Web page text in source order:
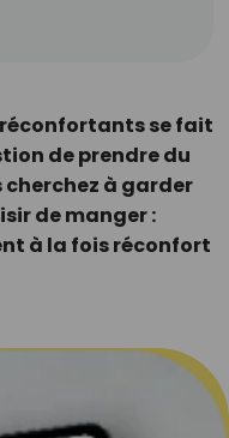
réconfortants se fait
de prendre du
cherchez à garder
de manger :
à la fois réconfort